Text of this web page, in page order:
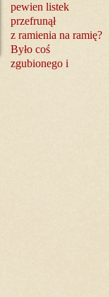
pewien listek
przefrunął
z ramienia na ramię?
Było coś
zgubionego i